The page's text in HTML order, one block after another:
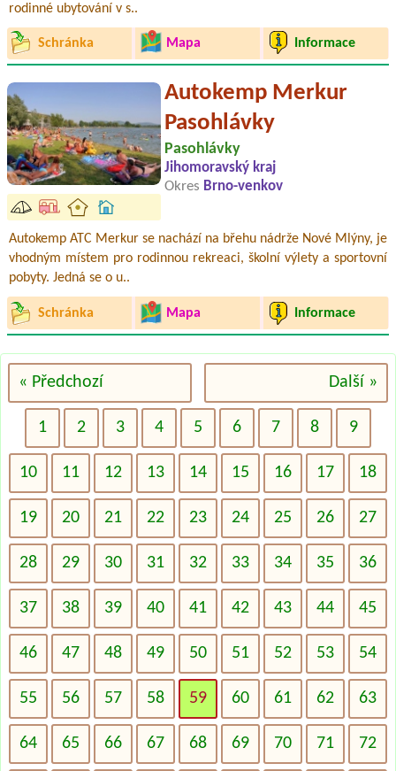
rodinné ubytování v s..
Schránka Mapa Informace
Autokemp Merkur
Pasohlávky
Pasohlávky
Jihomoravský kraj
Okres Brno-venkov
Autokemp ATC Merkur se nachází na břehu nádrže Nové Mlýny, je
vhodným místem pro rodinnou rekreaci, školní výlety a sportovní
pobyty. Jedná se o u..
Schránka Mapa Informace
« Předchozí Další »
1 2 3 4 5 6 7 8 9
10 11 12 13 14 15 16 17 18
19 20 21 22 23 24 25 26 27
28 29 30 31 32 33 34 35 36
37 38 39 40 41 42 43 44 45
46 47 48 49 50 51 52 53 54
55 56 57 58 59 60 61 62 63
64 65 66 67 68 69 70 71 72